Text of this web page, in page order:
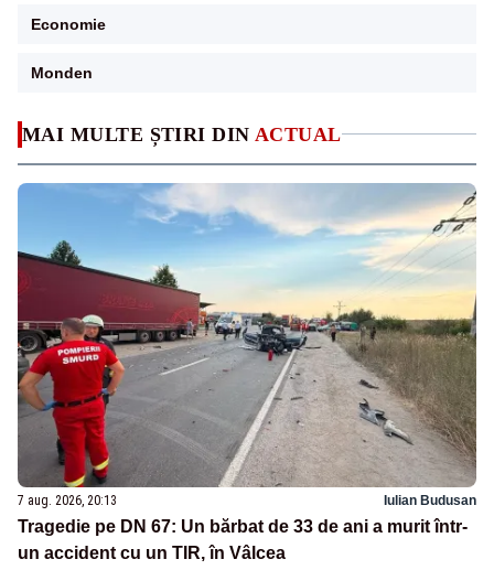
MAI MULTE ȘTIRI DIN ACTUAL
7 aug. 2026, 20:13 Iulian Budusan
Tragedie pe DN 67: Un bărbat de 33 de ani a murit într-
un accident cu un TIR, în Vâlcea
Economie
Monden